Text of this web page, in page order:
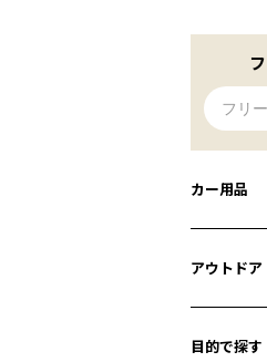
カー用品
アウトド
目的で探す